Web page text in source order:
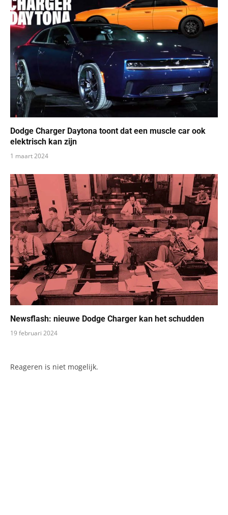
Dodge Charger Daytona toont dat een muscle car ook
elektrisch kan zijn
1 maart 2024
Newsflash: nieuwe Dodge Charger kan het schudden
19 februari 2024
Reageren is niet mogelijk.